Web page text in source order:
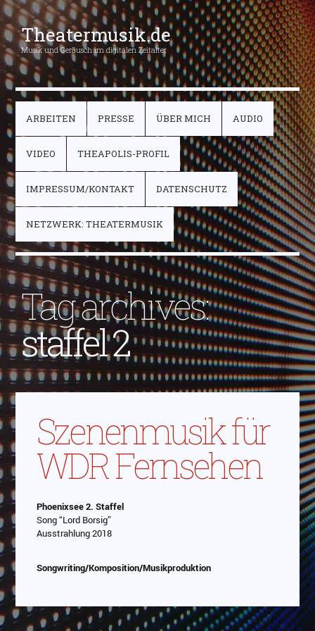
Theatermusik.de
Musik und Geräusch im digitalen Zeitalter
ARBEITEN PRESSE ÜBER MICH AUDIO
VIDEO THEAPOLIS-PROFIL
IMPRESSUM/KONTAKT DATENSCHUTZ
NETZWERK: THEATERMUSIK
Tag archives:
staffel 2
Szenenmusik für
WDR Fernsehen
Phoenixsee 2. Staffel
Song “Lord Borsig”
Ausstrahlung 2018
Songwriting/Komposition/Musikproduktion